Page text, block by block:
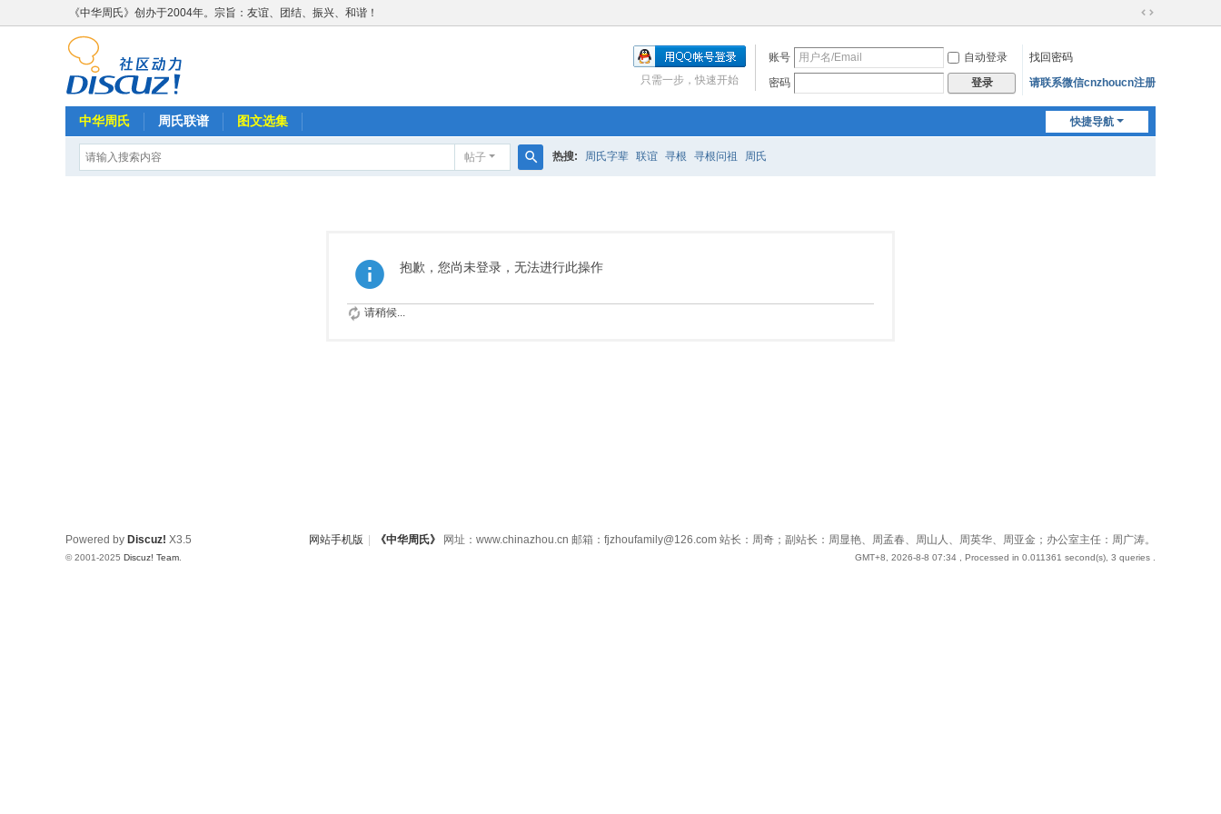
《中华周氏》创办于2004年。宗旨：友谊、团结、振兴、和谐！
切
宽
账号 自动登录
找回密码
密码
登录 请联系微信cnzhoucn注册
只需一步，快速开始
快捷导航
中华周氏 周氏联谱 图文选集
帖子 热搜: 周氏字辈 联谊 寻根 寻根问祖 周氏
抱歉，您尚未登录，无法进行此操作
请稍候...
网站手机版 《中华周氏》 网址：www.chinazhou.cn 邮箱：fjzhoufamily@126.com 站长：周奇；副站长：周显艳、周孟春、周山人、周英华、周亚金；办公室主任：周广涛。
GMT+8, 2026-8-8 07:34 , Processed in 0.011361 second(s), 3 queries .
Powered by Discuz! X3.5
© 2001-2025 Discuz! Team